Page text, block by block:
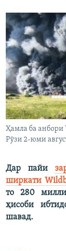
Ҳамла ба
Рӯзи 2-юми
Дар пайи
ширкати
то 280
ҳисоби
шавад.